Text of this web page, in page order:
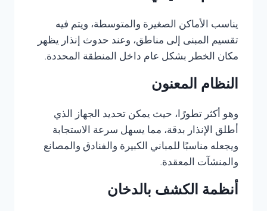
يناسب الأماكن الصغيرة والمتوسطة، ويتم فيه
تقسيم المبنى إلى مناطق، وعند حدوث إنذار يظهر
مكان الخطر بشكل عام داخل المنطقة المحددة.
النظام المعنون
وهو أكثر تطورًا، حيث يمكن تحديد الجهاز الذي
أطلق الإنذار بدقة، مما يسهل سرعة الاستجابة
ويجعله مناسبًا للمباني الكبيرة والفنادق والمصانع
والمنشآت المعقدة.
أنظمة الكشف بالدخان